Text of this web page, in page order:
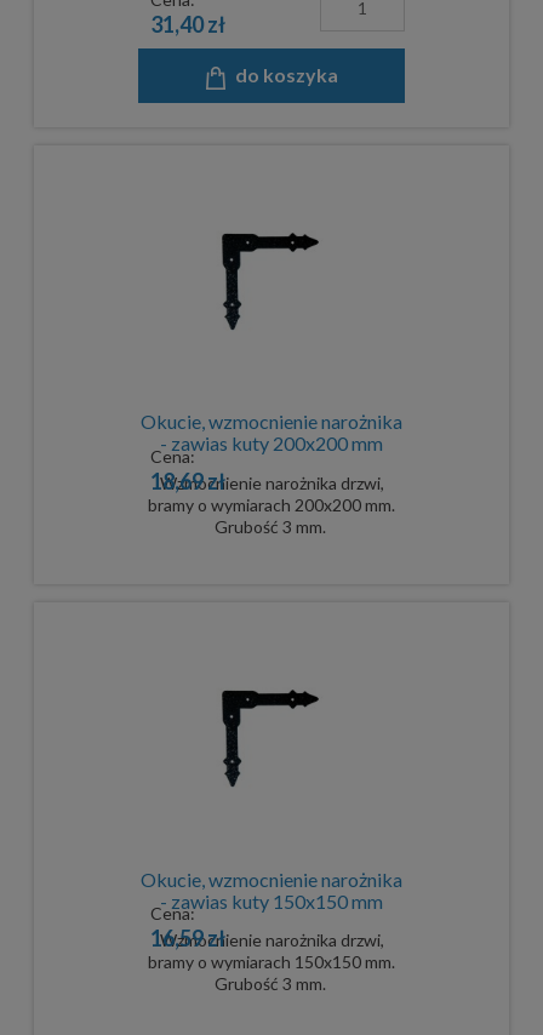
31,40 zł
do koszyka
Okucie, wzmocnienie narożnika
- zawias kuty 200x200 mm
Wzmocnienie narożnika drzwi,
bramy o wymiarach 200x200 mm.
Grubość 3 mm.
Cena:
18,69 zł
Okucie, wzmocnienie narożnika
- zawias kuty 150x150 mm
Wzmocnienie narożnika drzwi,
bramy o wymiarach 150x150 mm.
Grubość 3 mm.
Cena:
16,59 zł